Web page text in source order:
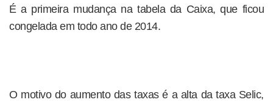
É a primeira mudança na tabela da Caixa, que ficou
congelada em todo ano de 2014.
O motivo do aumento das taxas é a alta da taxa Selic,